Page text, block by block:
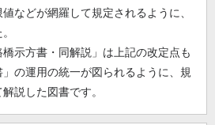
などが網羅して規定されるように、
示方書・同解説」は上記の改定点も
の運用の統一が図られるように、規
説した図書です。